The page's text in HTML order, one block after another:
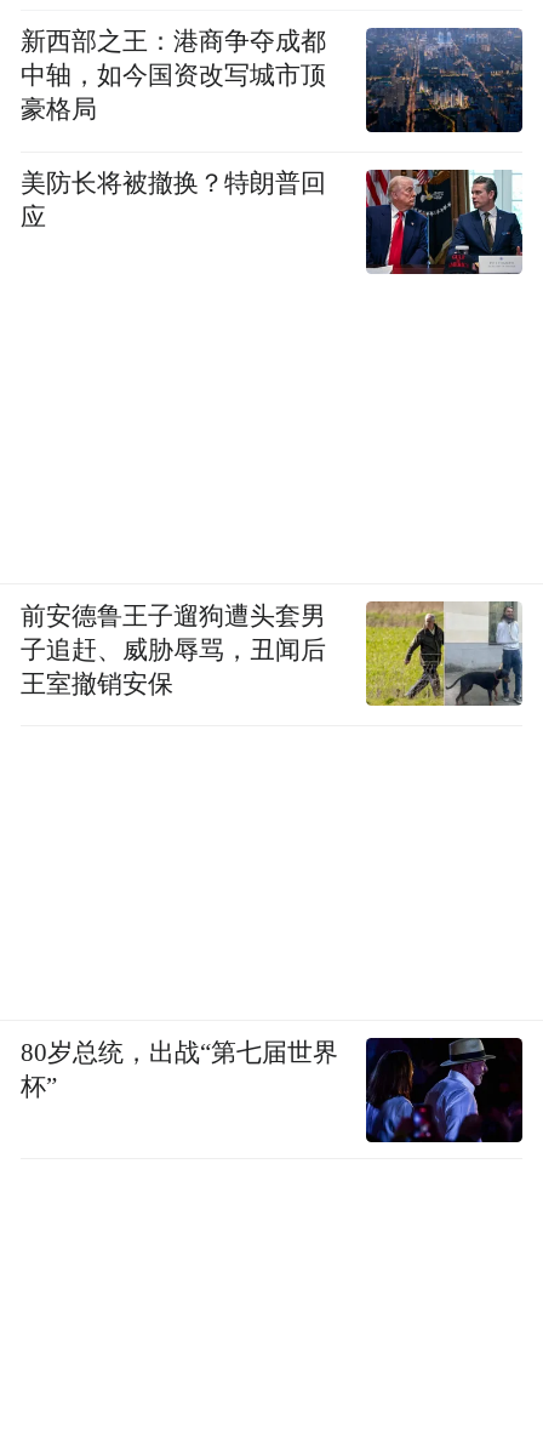
新西部之王：港商争夺成都
中轴，如今国资改写城市顶
豪格局
美防长将被撤换？特朗普回
应
前安德鲁王子遛狗遭头套男
子追赶、威胁辱骂，丑闻后
王室撤销安保
80岁总统，出战“第七届世界
杯”